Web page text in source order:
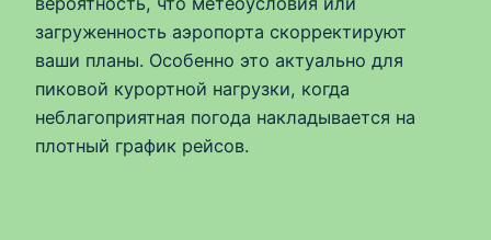
загруженность аэропорта скорректируют
ваши планы. Особенно это актуально для
пиковой курортной нагрузки, когда
неблагоприятная погода накладывается на
плотный график рейсов.